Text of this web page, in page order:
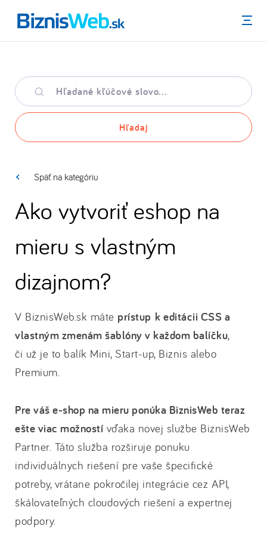
Menu
Hľadané
kľúčové
slovo
Hľadaj
Späť na kategóriu
Ako vytvoriť eshop na
mieru s vlastným
dizajnom?
V BiznisWeb.sk máte prístup k editácii CSS a
vlastným zmenám šablóny v každom balíčku,
či už je to balík Mini, Start-up, Biznis alebo
Premium.
Pre váš e-shop na mieru ponúka BiznisWeb teraz
ešte viac možností vďaka novej službe BiznisWeb
Partner. Táto služba rozširuje ponuku
individuálnych riešení pre vaše špecifické
potreby, vrátane pokročilej integrácie cez API,
škálovateľných cloudových riešení a expertnej
podpory.